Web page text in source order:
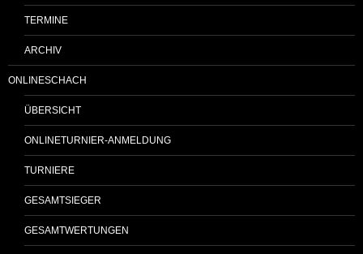
TERMINE
ARCHIV
ONLINESCHACH
ÜBERSICHT
ONLINETURNIER-ANMELDUNG
TURNIERE
GESAMTSIEGER
GESAMTWERTUNGEN